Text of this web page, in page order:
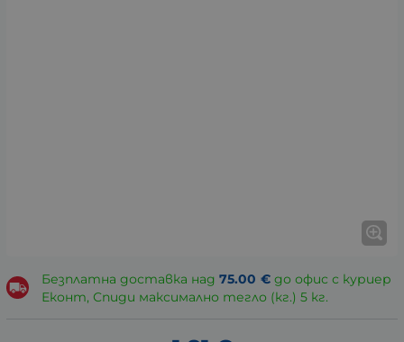
Безплатна доставка над 75.00 €до офис с куриер
Еконт, Спиди максимално тегло (кг.) 5 кг.